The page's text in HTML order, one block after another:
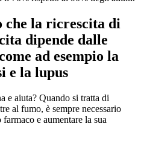
che la ricrescita di
dipende dalle
ad esempio la
e la lupus
e aiuta? Quando si tratta di
al fumo, è sempre necessario
e aumentare la sua